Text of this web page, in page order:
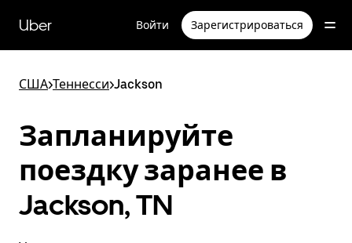
перейти
к
Uber Войти Зарегистрироваться
США>Теннесси>Jackson
Запланируйте
поездку заранее в
Jackson, TN